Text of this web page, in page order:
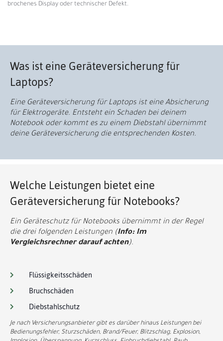
brochenes Display oder technischer Defekt.
Was ist eine Geräteversicherung für
Laptops?
Eine Geräteversicherung für Laptops ist eine Absicherung
für Elektrogeräte. Entsteht ein Schaden bei deinem
Notebook oder kommt es zu einem Diebstahl übernimmt
deine Geräteversicherung die entsprechenden Kosten.
Welche Leistungen bietet eine
Geräteversicherung für Notebooks?
Ein Geräteschutz für Notebooks übernimmt in der Regel
die drei folgenden Leistungen (Info: Im
Vergleichsrechner darauf achten).
Flüssigkeitsschäden
Bruchschäden
Diebstahlschutz
Je nach Versicherungsanbieter gibt es darüber hinaus Leistungen bei
Bedienungsfehler, Sturzschäden, Brand/Feuer, Blitzschlag, Explosion,